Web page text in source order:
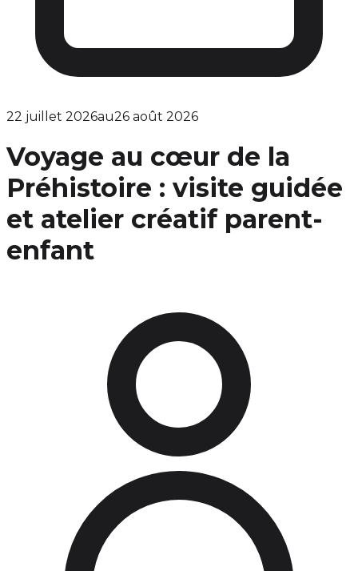
22 juillet 2026au26 août 2026
Voyage au cœur de la
Préhistoire : visite guidée
et atelier créatif parent-
enfant